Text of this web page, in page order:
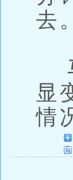
去
显
情